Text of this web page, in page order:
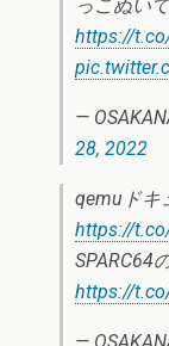
っこぬい
https://
—
28, 2022
qemuドキ
https://
SPARC64
https://